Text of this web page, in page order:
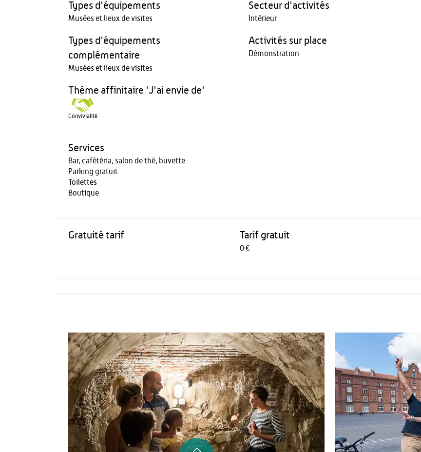
Types d'équipements
Musées et lieux de visites
Secteur d'activités
Intérieur
Types d'équipements
complémentaire
Musées et lieux de visites
Activités sur place
Démonstration
Théme affinitaire 'J'ai envie de'
Convivialité
Services
Bar, cafétéria, salon de thé, buvette
Parking gratuit
Toilettes
Boutique
Gratuité tarif Tarif gratuit
0 €